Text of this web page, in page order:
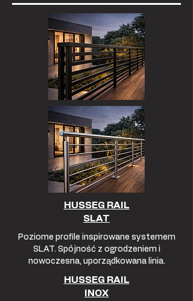
HUSSEG RAIL
SLAT
Poziome profile inspirowane systemem
SLAT. Spójność z ogrodzeniem i
nowoczesna, uporządkowana linia.
HUSSEG RAIL
INOX